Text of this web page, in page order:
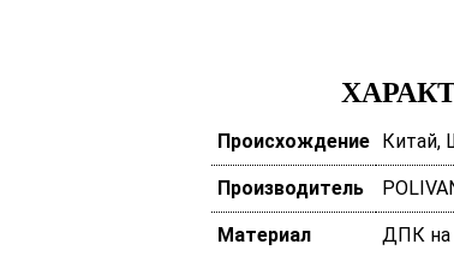
Происхождение Китай,
Производитель
Материал
ДПК на